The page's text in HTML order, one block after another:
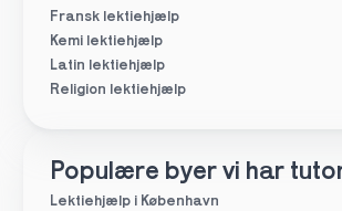
Fransk lektiehjælp
Kemi lektiehjælp
Latin lektiehjælp
Religion lektiehjælp
Populære byer vi har
Lektiehjælp i København